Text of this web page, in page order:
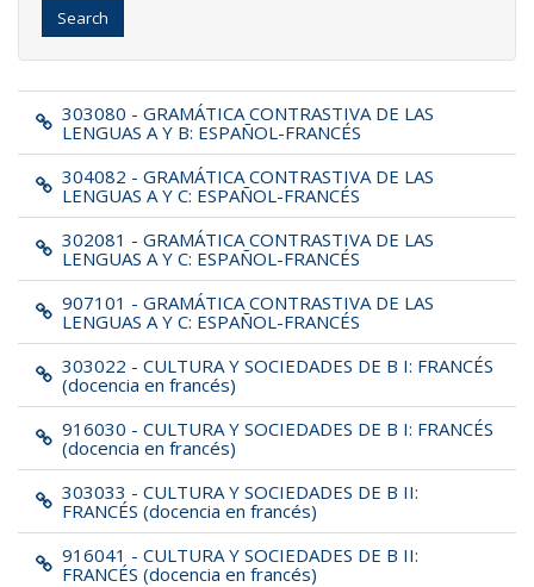
Search
303080 - GRAMÁTICA CONTRASTIVA DE LAS
LENGUAS A Y B: ESPAÑOL-FRANCÉS
304082 - GRAMÁTICA CONTRASTIVA DE LAS
LENGUAS A Y C: ESPAÑOL-FRANCÉS
302081 - GRAMÁTICA CONTRASTIVA DE LAS
LENGUAS A Y C: ESPAÑOL-FRANCÉS
907101 - GRAMÁTICA CONTRASTIVA DE LAS
LENGUAS A Y C: ESPAÑOL-FRANCÉS
303022 - CULTURA Y SOCIEDADES DE B I: FRANCÉS
(docencia en francés)
916030 - CULTURA Y SOCIEDADES DE B I: FRANCÉS
(docencia en francés)
303033 - CULTURA Y SOCIEDADES DE B II:
FRANCÉS (docencia en francés)
916041 - CULTURA Y SOCIEDADES DE B II:
FRANCÉS (docencia en francés)